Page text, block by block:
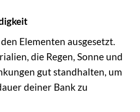
Elementen ausgesetzt.
die Regen, Sonne und
gut standhalten, um
deiner Bank zu